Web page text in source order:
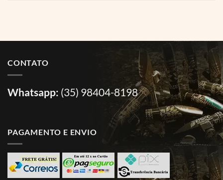
CONTATO
Whatsapp: (35) 98404-8198
PAGAMENTO E ENVIO